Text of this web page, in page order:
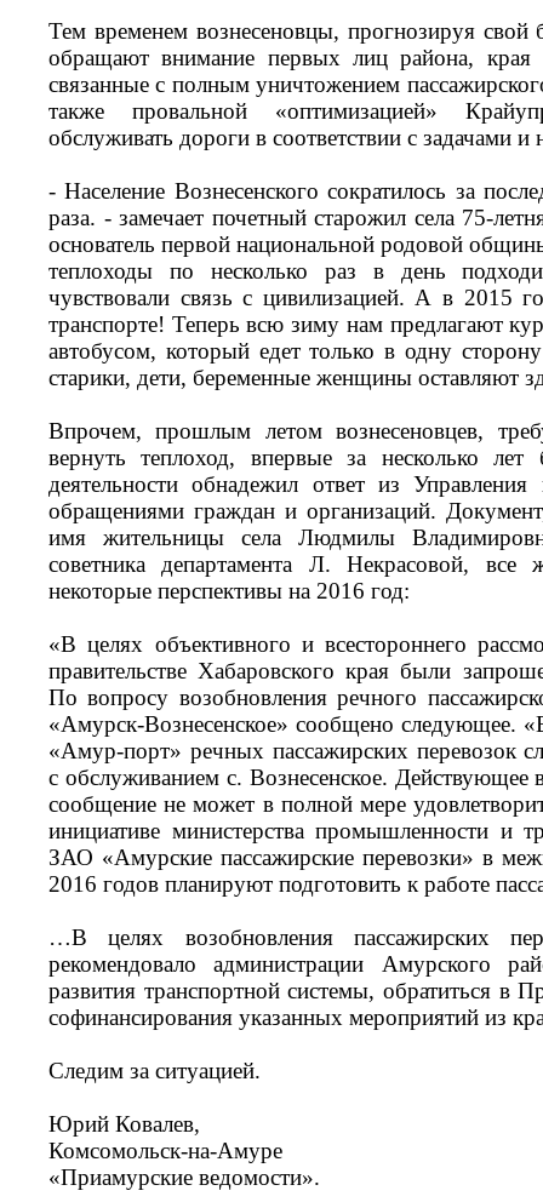
Тем временем вознесеновцы, прогнозируя свой
обращают внимание первых лиц района, края
связанные с полным уничтожением
также провальной «оптимизацией»
обслуживать дороги в соответствии с задачами и
- Население Вознесенского сократилось за
раза. - замечает почетный старожил села 75-
основатель первой национальной родовой
теплоходы по несколько раз в день
чувствовали связь с цивилизацией. А в 2015
транспорте! Теперь всю зиму нам предлагают
автобусом, который едет только в одну
старики, дети, беременные женщины оставляют
Впрочем, прошлым летом вознесеновцев,
вернуть теплоход, впервые за несколько лет
деятельности обнадежил ответ из
обращениями граждан и организаций.
имя жительницы села Людмилы
советника департамента Л. Некрасовой, все
некоторые перспективы на 2016 год:
«В целях объективного и всестороннего
правительстве Хабаровского края были
По вопросу возобновления речного
«Амурск-Вознесенское» сообщено следующее.
«Амур-порт» речных пассажирских перевозок
с обслуживанием с. Вознесенское. Действующее
сообщение не может в полной мере
инициативе министерства промышленности и
ЗАО «Амурские пассажирские перевозки» в
2016 годов планируют подготовить к работе
…В целях возобновления пассажирских
рекомендовало администрации Амурского
развития транспортной системы, обратиться в
софинансирования указанных мероприятий из
Следим за ситуацией.
Юрий Ковалев,
Комсомольск-на-Амуре
«Приамурские ведомости».